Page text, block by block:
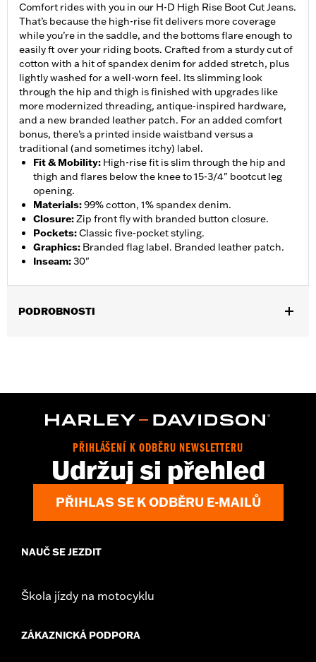
Comfort rides with you in our H-D High Rise Boot Cut Jeans.
That’s because the high-rise fit delivers more coverage
while you’re in the saddle, and the bottoms flare enough to
easily ft over your riding boots. Crafted from a sturdy cut of
cotton with a hit of spandex denim for added stretch, plus
lightly washed for a well-worn feel. Its slimming look
through the hip and thigh is finished with upgrades like
more modernized threading, antique-inspired hardware,
and a new branded leather patch. For an added comfort
bonus, there’s a printed inside waistband versus a
traditional (and sometimes itchy) label.
Fit & Mobility: High-rise fit is slim through the hip and
thigh and flares below the knee to 15-3/4" bootcut leg
opening.
Materials:99% cotton, 1% spandex denim.
Closure:Zip front fly with branded button closure.
Pockets:Classic five-pocket styling.
Graphics: Branded flag label. Branded leather patch.
Inseam:30"
PODROBNOSTI
Pant Style:Bootcut
Imported
PŘIHLÁŠENÍ K ODBĚRU NEWSLETTERU
Udržuj si přehled
PŘIHLAS SE K ODBĚRU E-MAILŮ
NAUČ SE JEZDIT
Škola jízdy na motocyklu
ZÁKAZNICKÁ PODPORA